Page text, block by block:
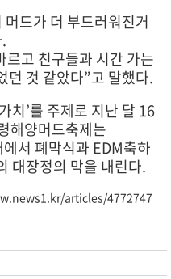
드가 더 부드러워진거
르고 친구들과 시간 가는
던 것 같았다”고 말했다.
치’를 주제로 지난 달 16
해양머드축제는
서 폐막식과 EDM축하
대장정의 막을 내린다.
articles/4772747